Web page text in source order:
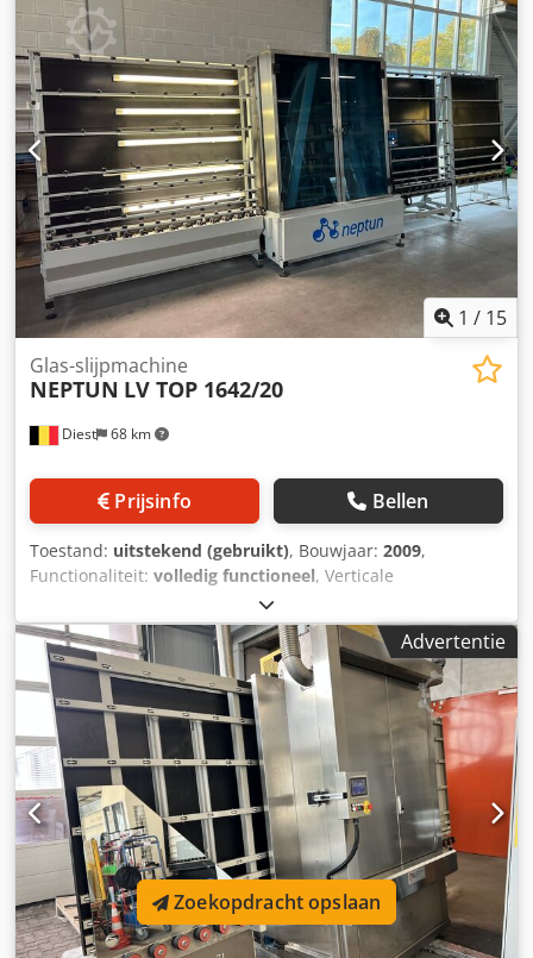
1 / 15
Diest 68 km
Glas-slijpmachine
NEPTUN LV TOP 1642/20
Prijsinfo Bellen
Toestand: uitstekend (gebruikt), Bouwjaar: 2009,
Functionaliteit: volledig functioneel, Verticale
glaswasmachine, 1600 mm open bovenzijde Werkrichting:
van rechts naar links Aantal borstels: 4 Cjdpfx
Aexyhnteqpeha Glasdikte: 3 - 20 mm totale lengte: 700 cm
Advertentie
Zoekopdracht opslaan